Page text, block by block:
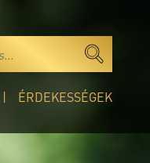
ÉRDEKESSÉGEK